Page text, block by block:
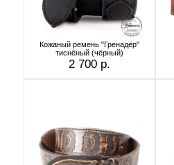
Кожаный ремень "Гренадёр"
тиснёный (чёрный)
2 700 р.